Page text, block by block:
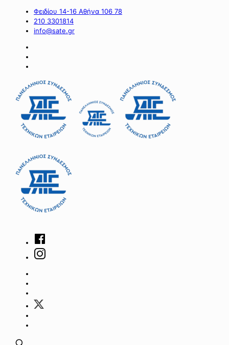
Φειδίου 14-16 Αθήνα 106 78
210 3301814
info@sate.gr